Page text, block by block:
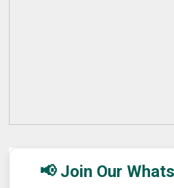
📢 Join Our